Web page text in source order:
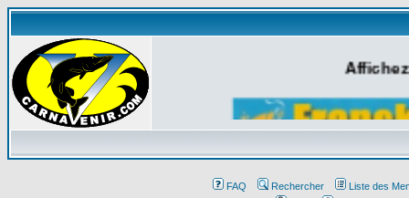
FAQ Rechercher
Liste des